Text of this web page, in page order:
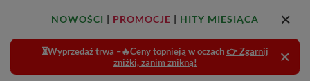
NOWOŚCI | PROMOCJE | HITY MIESIĄCA
⏳Wyprzedaż trwa –🔥Ceny topnieją w oczach 👉 Zgarnij
zniżki, zanim znikną!